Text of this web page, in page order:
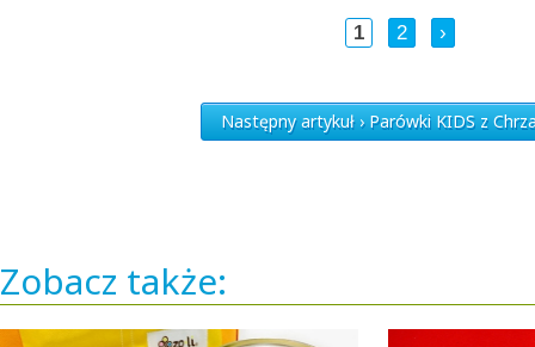
1 2 ›
Następny artykuł › Parówki KIDS z
Zobacz także: